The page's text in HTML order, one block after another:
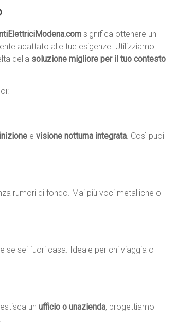
significa ottenere un
adattato alle tue esigenze. Utilizziamo
della soluzione migliore per il tuo contesto
e visione notturna integrata. Così puoi
rumori di fondo. Mai più voci metalliche o
se sei fuori casa. Ideale per chi viaggia o
un ufficio o unazienda, progettiamo